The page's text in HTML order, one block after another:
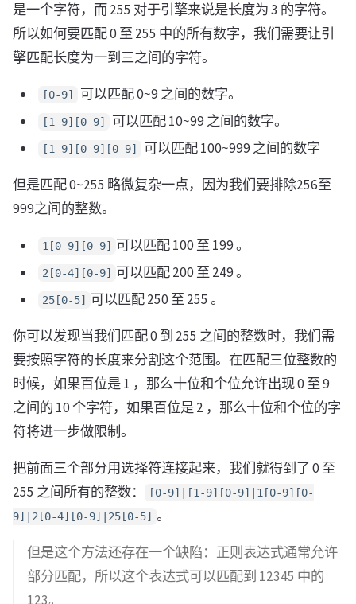
是一个字符，而 255 对于引擎来说是长度为 3 的字符。
所以如何要匹配 0 至 255 中的所有数字，我们需要让引
擎匹配长度为一到三之间的字符。
[0-9] 可以匹配 0~9 之间的数字。
[1-9][0-9] 可以匹配 10~99 之间的数字。
[1-9][0-9][0-9] 可以匹配 100~999 之间的数字
但是匹配 0~255 略微复杂一点，因为我们要排除256至
999之间的整数。
1[0-9][0-9] 可以匹配 100 至 199 。
2[0-4][0-9] 可以匹配 200 至 249 。
25[0-5] 可以匹配 250 至 255 。
你可以发现当我们匹配 0 到 255 之间的整数时，我们需
要按照字符的长度来分割这个范围。在匹配三位整数的
时候，如果百位是 1 ，那么十位和个位允许出现 0 至 9
之间的 10 个字符，如果百位是 2 ，那么十位和个位的字
符将进一步做限制。
把前面三个部分用选择符连接起来，我们就得到了 0 至
255 之间所有的整数：
[0-9]|[1-9][0-9]|1[0-9][0-
9]|2[0-4][0-9]|25[0-5] 。
但是这个方法还存在一个缺陷：正则表达式通常允许
部分匹配，所以这个表达式可以匹配到 12345 中的
123。